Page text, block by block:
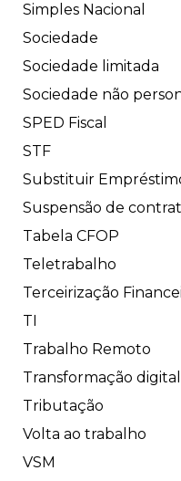
Simples Nacional
Sociedade
Sociedade limitada
Sociedade não
SPED Fiscal
STF
Substituir
Suspensão de
Tabela CFOP
Teletrabalho
Terceirização
TI
Trabalho Remoto
Transformação digital
Tributação
Volta ao trabalho
VSM